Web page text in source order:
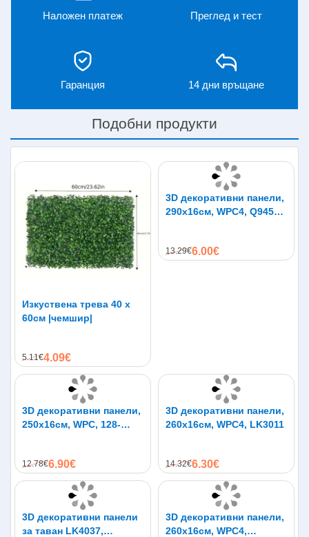
Наложен платеж Преглед и тест
Гаранция 14 дни връщане
Подобни продукти
Изкуствена трева 40 х
60см |чемшир|
5.11€4.09€
3D декоративни панели,
290х16см, WPC4, Q9451-
13.29€6.00€
3D декоративни панели,
250х16см, WPC, 128-
12.78€6.90€
3D декоративни панели,
260х16см, WPC4, LK3011
14.32€6.30€
3D декоративни панели
за таван LK4037,
3D декоративни панели,
260х16см, WPC4,